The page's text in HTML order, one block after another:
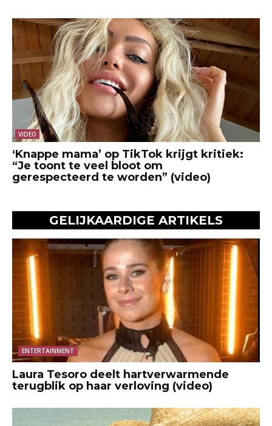
VIDEO
‘Knappe mama’ op TikTok krijgt kritiek:
“Je toont te veel bloot om
gerespecteerd te worden” (video)
GELIJKAARDIGE ARTIKELS
ENTERTAINMENT
Laura Tesoro deelt hartverwarmende
terugblik op haar verloving (video)